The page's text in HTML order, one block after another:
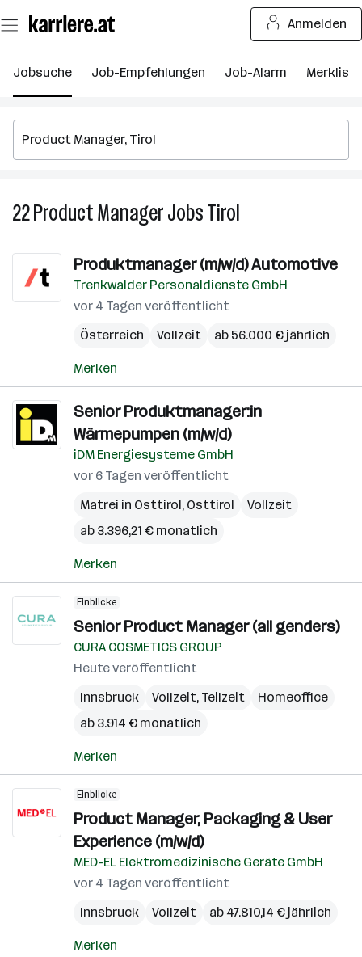
Seiteninhalt
springen
Anmelden
Jobsuche Job-Empfehlungen Job-Alarm Merkliste
22Product ManagerJobsTirol
Jobs
in
Produktmanager (m/w/d) Automotive
Trenkwalder Personaldienste GmbH
vor 4 Tagen veröffentlicht
Österreich
Vollzeit ab 56.000 € jährlich
Merken
Senior Produktmanager:in
Wärmepumpen (m/w/d)
iDM Energiesysteme GmbH
vor 6 Tagen veröffentlicht
Matrei in Osttirol, Osttirol
Vollzeit
ab 3.396,21 € monatlich
Merken
Einblicke
Senior Product Manager (all genders)
CURA COSMETICS GROUP
Heute veröffentlicht
Innsbruck
Vollzeit, Teilzeit
Homeoffice
ab 3.914 € monatlich
Merken
Einblicke
Product Manager, Packaging & User
Experience (m/w/d)
MED-EL Elektromedizinische Geräte GmbH
vor 4 Tagen veröffentlicht
Innsbruck
Vollzeit ab 47.810,14 € jährlich
Merken